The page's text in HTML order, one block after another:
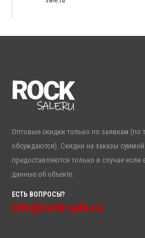
Оптовые скидки только по заявкам (по
обсуждаются). Скидки на заказы суммой
предоставляются только в случае
данные об объекте.
ЕСТЬ ВОПРОСЫ?
info@rock-sale.ru